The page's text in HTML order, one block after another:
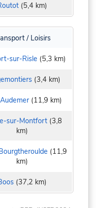
(5,4 km)
/ Loisirs
sur-Risle (5,3 km)
(3,4 km)
(11,9 km)
sur-Montfort(3,8
km)
(11,9
km)
(37,2 km)